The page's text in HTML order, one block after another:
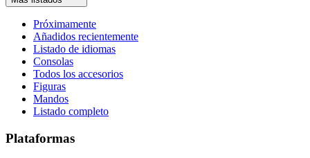
Próximamente
Añadidos recientemente
Listado de idiomas
Consolas
Todos los accesorios
Figuras
Mandos
Listado completo
Plataformas